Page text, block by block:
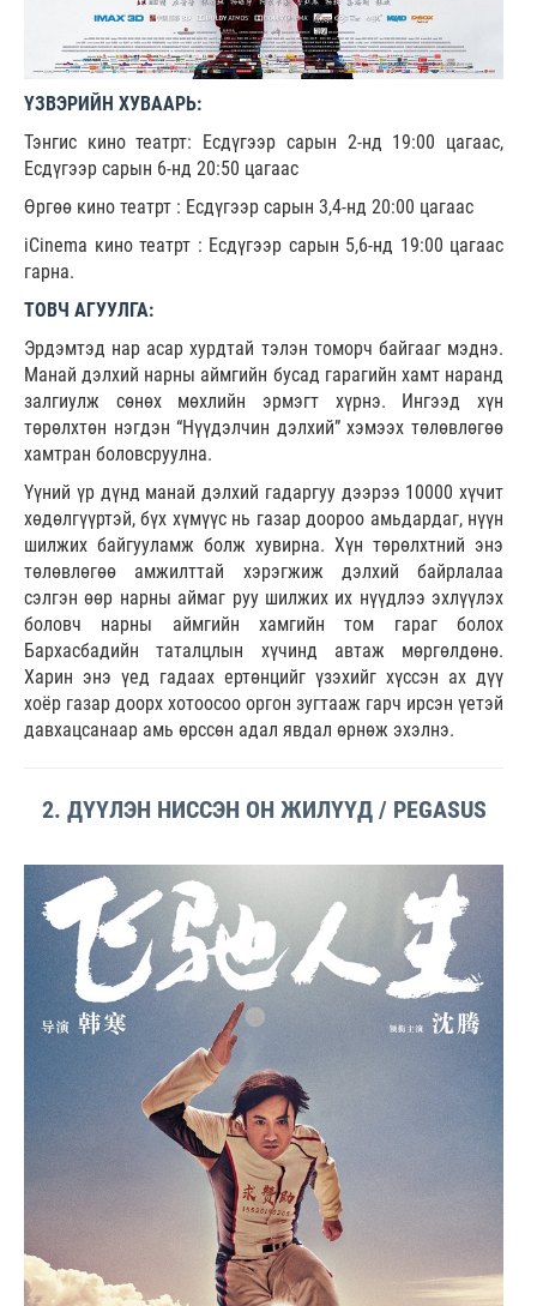
ҮЗВЭРИЙН ХУВААРЬ:
Тэнгис кино театрт: Есдүгээр сарын 2-нд 19:00 цагаас,
Есдүгээр сарын 6-нд 20:50 цагаас
Өргөө кино театрт : Есдүгээр сарын 3,4-нд 20:00 цагаас
iCinema кино театрт : Есдүгээр сарын 5,6-нд 19:00 цагаас
гарна.
ТОВЧ АГУУЛГА:
Эрдэмтэд нар асар хурдтай тэлэн томорч байгааг мэднэ.
Манай дэлхий нарны аймгийн бусад гарагийн хамт наранд
залгиулж сөнөх мөхлийн эрмэгт хүрнэ. Ингээд хүн
төрөлхтөн нэгдэн “Нүүдэлчин дэлхий” хэмээх төлөвлөгөө
хамтран боловсруулна.
Үүний үр дүнд манай дэлхий гадаргуу дээрээ 10000 хүчит
хөдөлгүүртэй, бүх хүмүүс нь газар доороо амьдардаг, нүүн
шилжих байгууламж болж хувирна. Хүн төрөлхтний энэ
төлөвлөгөө амжилттай хэрэгжиж дэлхий байрлалаа
сэлгэн өөр нарны аймаг руу шилжих их нүүдлээ эхлүүлэх
боловч нарны аймгийн хамгийн том гараг болох
Бархасбадийн таталцлын хүчинд автаж мөргөлдөнө.
Харин энэ үед гадаах ертөнцийг үзэхийг хүссэн ах дүү
хоёр газар доорх хотоосоо оргон зугтааж гарч ирсэн үетэй
давхацсанаар амь өрссөн адал явдал өрнөж эхэлнэ.
2. ДҮҮЛЭН НИССЭН ОН ЖИЛҮҮД / PEGASUS